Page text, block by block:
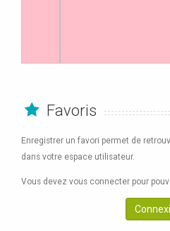
Favoris
Enregistrer un favori permet de
dans votre espace utilisateur.
Vous devez vous connecter pour